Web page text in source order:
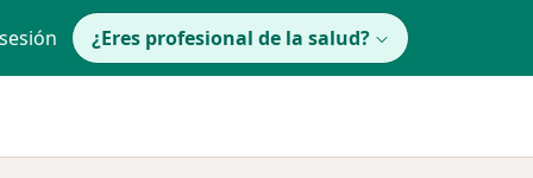
¿Eres profesional de la salud?